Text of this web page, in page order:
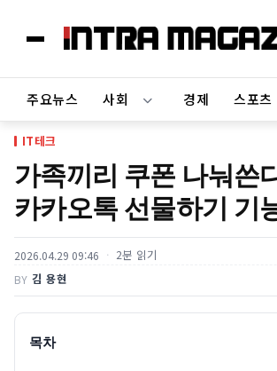
주요뉴스 사회 경제 스포츠
IT테크
가족끼리 쿠폰 나눠쓴
카카오톡 선물하기 기
2026.04.29 09:46 2분 읽기
BY 김 용현
목차